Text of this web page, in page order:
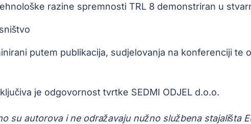
razine spremnosti TRL 8 demonstriran u
putem publikacija, sudjelovanja na konferenciji te
je odgovornost tvrtke SEDMI ODJEL d.o.o.
su autorova i ne odražavaju nužno službena stajališta